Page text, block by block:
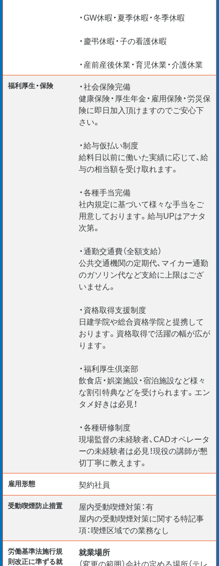
ご応募お待ちしています。
＊ご経験・スキルを最大考慮
＊リモート面談随時実施中
【海外エンジニア応援】
＊Construction Manager
＊CAD Operators etc.
現在、外国籍の社員が100 名以上在籍。
安心して活躍できますよ！
・GW休暇・夏季休暇・冬季休暇
・慶弔休暇・子の看護休暇
・産前産後休業・育児休業・介護休業
福利厚生・保険
・社会保険完備
健康保険・厚生年金・雇用保険・労災保
険に即日加入頂けますのでご安心下
さい。
・給与仮払い制度
給料日以前に働いた実績に応じて、給
与の相当額を受け取れます。
・各種手当完備
社内規定に基づいて様々な手当をご
用意しております。給与UPはアナタ
次第。
・通勤交通費（全額支給）
公共交通機関の定期代、マイカー通勤
のガソリン代など支給に上限はござ
いません。
・資格取得支援制度
日建学院や総合資格学院と提携して
おります。資格取得で活躍の幅が広が
ります。
・福利厚生倶楽部
飲食店・娯楽施設・宿泊施設など様々
な割引特典などを受けられます。エン
タメ好きは必見！
・各種研修制度
現場監督の未経験者、CADオペレータ
ーの未経験者は必見！現役の講師が懇
切丁寧に教えます。
雇用形態 契約社員
受動喫煙防⽌措置
屋内受動喫煙対策：有
屋内の受動喫煙対策に関する特記事
項：喫煙区域での業務なし
労働基準法施行規
則改正に準ずる就
就業場所
（変更の範囲）会社の定める場所（テレ